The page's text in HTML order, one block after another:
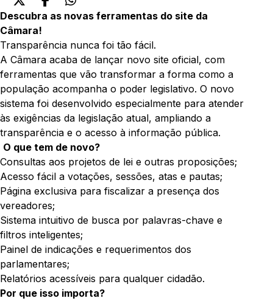
Descubra as novas ferramentas do site da
Câmara!
Transparência nunca foi tão fácil.
A Câmara acaba de lançar novo site oficial, com
ferramentas que vão transformar a forma como a
população acompanha o poder legislativo. O novo
sistema foi desenvolvido especialmente para atender
às exigências da legislação atual, ampliando a
transparência e o acesso à informação pública.
O que tem de novo?
Consultas aos projetos de lei e outras proposições;
Acesso fácil a votações, sessões, atas e pautas;
Página exclusiva para fiscalizar a presença dos
vereadores;
Sistema intuitivo de busca por palavras-chave e
filtros inteligentes;
Painel de indicações e requerimentos dos
parlamentares;
Relatórios acessíveis para qualquer cidadão.
Por que isso importa?